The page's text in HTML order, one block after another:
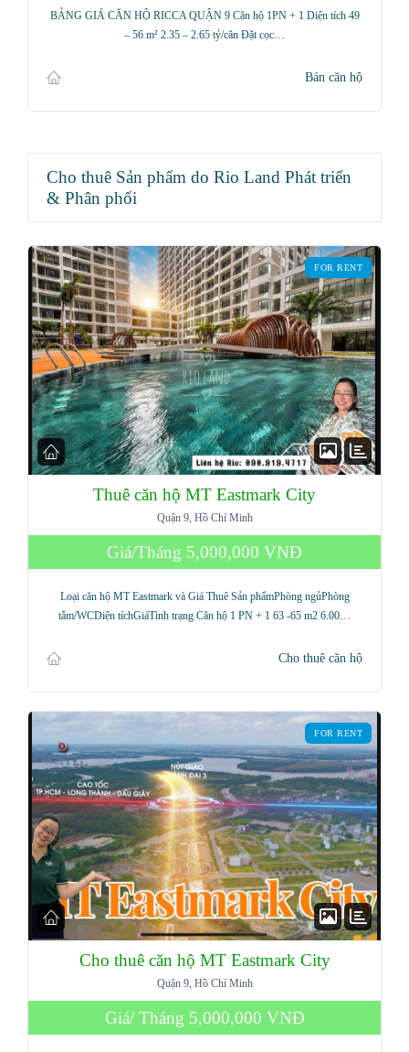
BẢNG GIÁ CĂN HỘ RICCA QUẬN 9 Căn hộ 1PN + 1 Diện tích 49
– 56 m² 2.35 – 2.65 tỷ/căn Đặt cọc…
Bán căn hộ
Cho thuê Sản phẩm do Rio Land Phát triển
& Phân phối
FOR RENT
Thuê căn hộ MT Eastmark City
Quận 9, Hồ Chí Minh
Giá/Tháng 5,000,000 VNĐ
Loại căn hộ MT Eastmark và Giá Thuê Sản phẩmPhòng ngủPhòng
tắm/WCDiện tíchGiáTình trạng Căn hộ 1 PN + 1 63 -65 m2 6.00…
Cho thuê căn hộ
FOR RENT
Cho thuê căn hộ MT Eastmark City
Quận 9, Hồ Chí Minh
Giá/ Tháng 5,000,000 VNĐ